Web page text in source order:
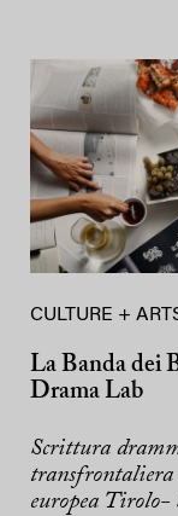
CULTURE +
La Banda dei
Drama Lab
Scrittura
transfrontaliera
europea